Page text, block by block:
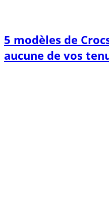
5 modèles de
aucune de vos